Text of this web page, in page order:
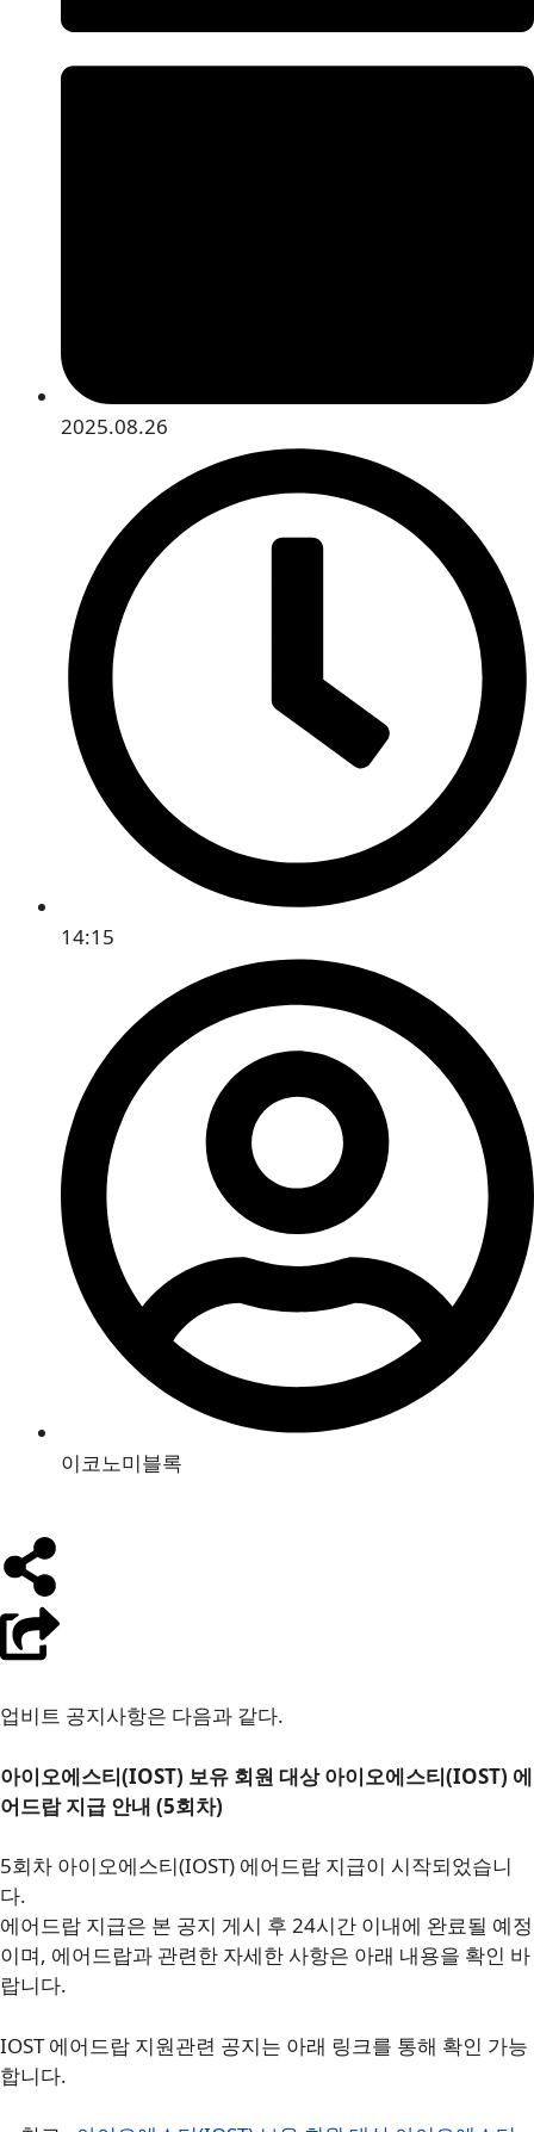
2025.08.26
14:15
이코노미블록
업비트 공지사항은 다음과 같다.
아이오에스티(IOST) 보유 회원 대상 아이오에스티(IOST) 에
어드랍 지급 안내 (5회차)
5회차 아이오에스티(IOST) 에어드랍 지급이 시작되었습니
다.
에어드랍 지급은 본 공지 게시 후 24시간 이내에 완료될 예정
이며, 에어드랍과 관련한 자세한 사항은 아래 내용을 확인 바
랍니다.
IOST 에어드랍 지원관련 공지는 아래 링크를 통해 확인 가능
합니다.